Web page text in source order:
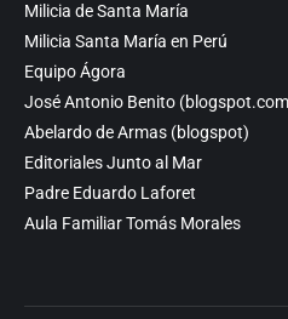
Milicia de Santa María
Milicia Santa María en Perú
Equipo Ágora
José Antonio Benito
Abelardo de Armas (blogspot)
Editoriales Junto al Mar
Padre Eduardo Laforet
Aula Familiar Tomás Morales